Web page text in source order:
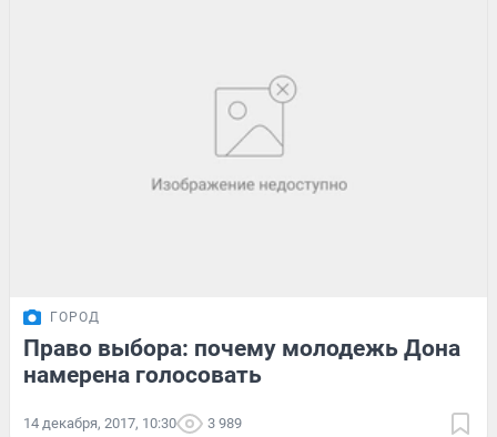
ГОРОД
Право выбора: почему молодежь Дона
намерена голосовать
14 декабря, 2017, 10:30 3 989